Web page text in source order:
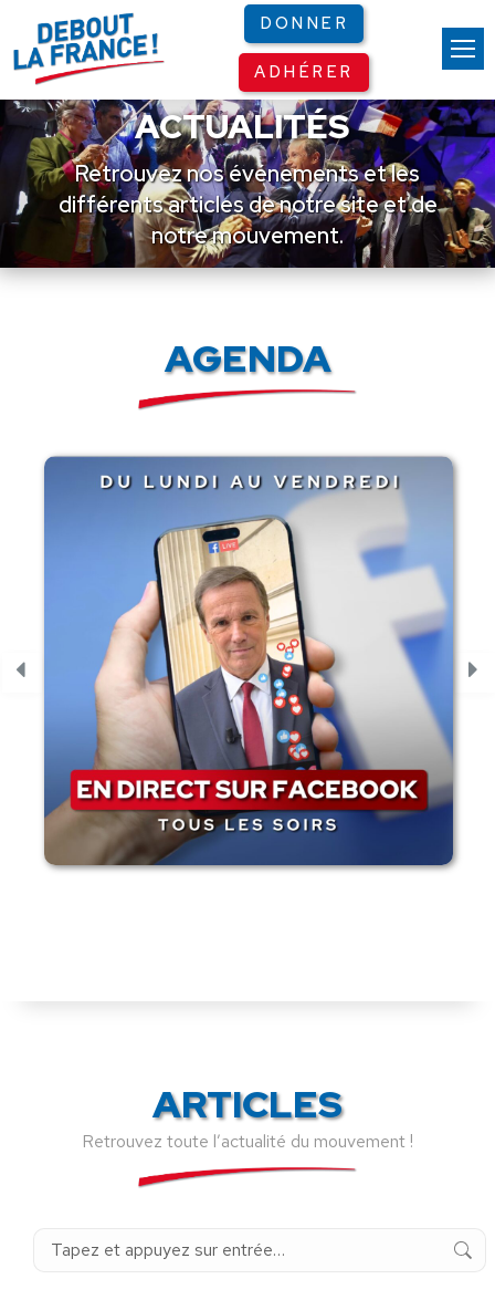
DONNER
ADHÉRER
ACTUALITÉS
Retrouvez nos événements et les
différents articles de notre site et de
notre mouvement.
AGENDA
ARTICLES
Retrouvez toute l’actualité du mouvement !
Recherche
Panneau de gestion des cookies